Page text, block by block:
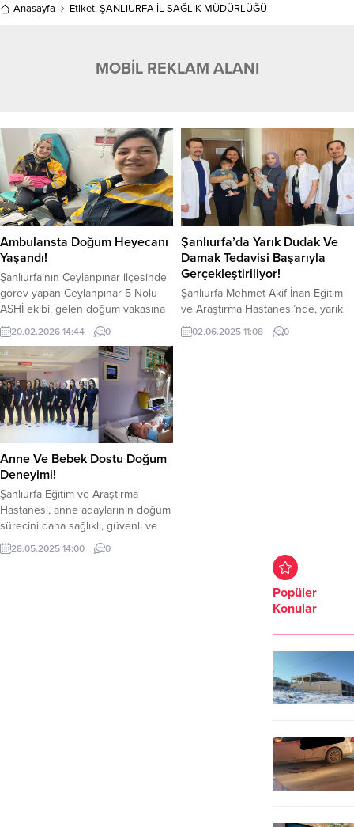
Anasayfa Etiket: ŞANLIURFA İL SAĞLIK MÜDÜRLÜĞÜ
MOBİL REKLAM ALANI
Ambulansta Doğum Heyecanı
Yaşandı!
Şanlıurfa’nın Ceylanpınar ilçesinde
görev yapan Ceylanpınar 5 Nolu
ASHİ ekibi, gelen doğum vakasına
hızlı şekilde müdahale etti. Acil Tıp
Teknisyeni Büşra Nur Çulcu ve
Paramedik Ebru İlgen’in özverili
çalışmasıyla doğum ambulansta
başarıyla gerçekleştirildi.
Büyükçaylı Mahallesi’nde ikamet
eden Türkan Mor isimli hasta,
doğum sancılarının artması üzerine
112 Acil Sağlık ekiplerinden yardım...
20.02.2026 14:44 0
Şanlıurfa’da Yarık Dudak Ve
Damak Tedavisi Başarıyla
Gerçekleştiriliyor!
Şanlıurfa Mehmet Akif İnan Eğitim
ve Araştırma Hastanesi’nde, yarık
dudak ve damak tedavisi başarıyla
uygulanıyor. Şanlıurfa Mehmet Akif
02.06.2025 11:08 0
Anne Ve Bebek Dostu Doğum
Deneyimi!
Şanlıurfa Eğitim ve Araştırma
Hastanesi, anne adaylarının doğum
sürecini daha sağlıklı, güvenli ve
huzurlu geçirmeleri için modern
yaklaşımlarla hizmet sunmaya
28.05.2025 14:00 0
Popüler
Konular